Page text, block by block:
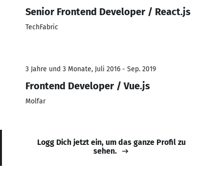
Senior Frontend Developer / React.js
TechFabric
3 Jahre und 3 Monate, Juli 2016 - Sep. 2019
Frontend Developer / Vue.js
Molfar
Logg Dich jetzt ein, um das ganze Profil zu
sehen.